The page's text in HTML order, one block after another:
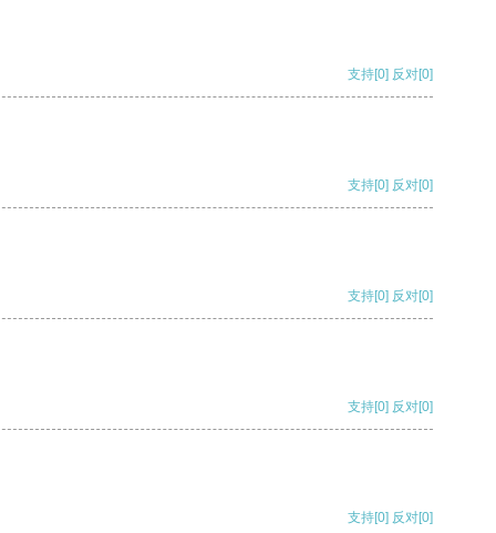
支持[0] 反对[0]
支持[0] 反对[0]
支持[0] 反对[0]
支持[0] 反对[0]
支持[0] 反对[0]